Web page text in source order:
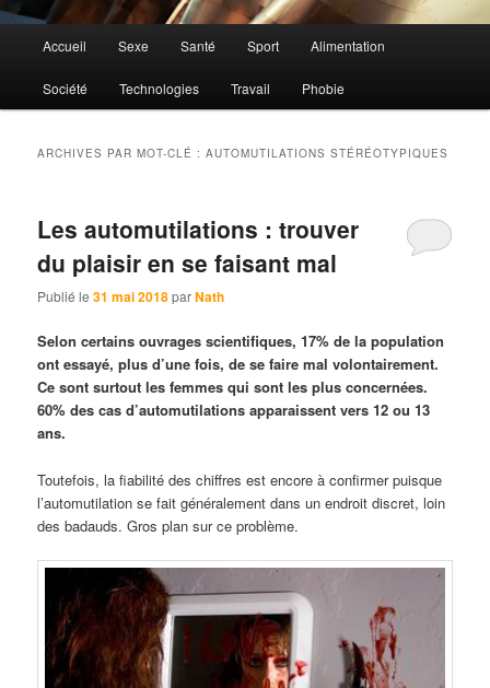
principal
Accueil Sexe Santé Sport Alimentation
Société Technologies Travail Phobie
ARCHIVES PAR MOT-CLÉ :AUTOMUTILATIONS STÉRÉOTYPIQUES
Les automutilations : trouver
du plaisir en se faisant mal
Publié le31 mai 2018parNath
Selon certains ouvrages scientifiques, 17% de la population
ont essayé, plus d’une fois, de se faire mal volontairement.
Ce sont surtout les femmes qui sont les plus concernées.
60% des cas d’automutilations apparaissent vers 12 ou 13
ans.
Toutefois, la fiabilité des chiffres est encore à confirmer puisque
l’automutilation se fait généralement dans un endroit discret, loin
des badauds. Gros plan sur ce problème.